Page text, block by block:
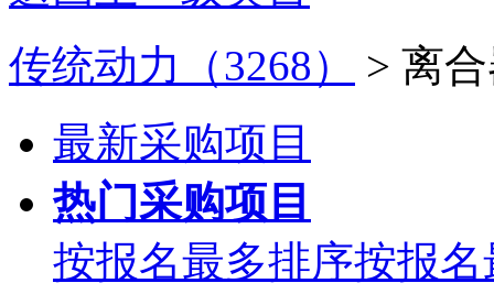
传统动力（3268）
> 离
最新采购项目
热门采购项目
按报名最多排序按报